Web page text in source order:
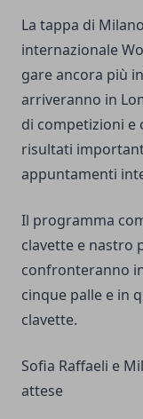
La tappa di
internazionale
gare ancora più
arriveranno in
di competizioni e
risultati
appuntamenti
Il programma
clavette e nastro
confronteranno
cinque palle e in
clavette.
Sofia Raffaeli e
attese